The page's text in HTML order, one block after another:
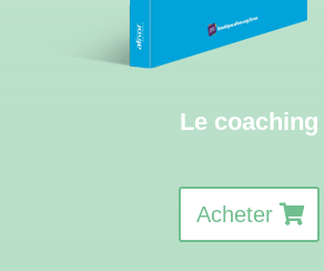
Le coaching
Acheter